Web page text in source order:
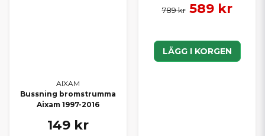
AIXAM
Bussning bromstrumma
Aixam 1997-2016
149 kr
789 kr 589 kr
LÄGG I KORGEN